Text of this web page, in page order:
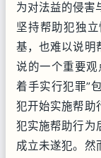
为对法益的侵害
坚持帮助犯独
基，也难以说明
说的一个重要观
着手实行犯罪”
犯开始实施帮助
犯实施帮助行为
成立未遂犯。然